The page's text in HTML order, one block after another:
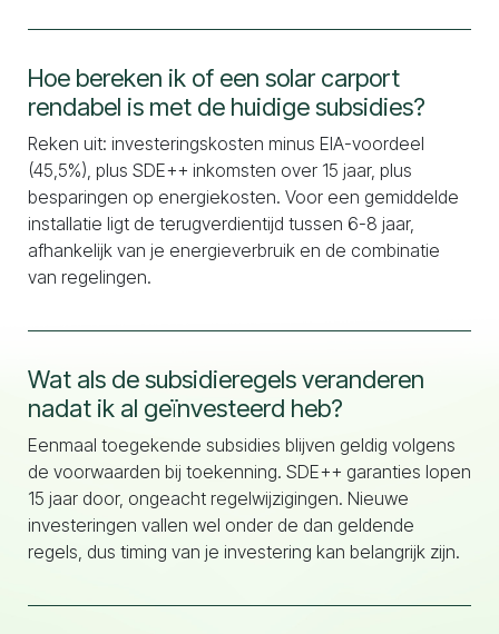
Hoe bereken ik of een solar carport
rendabel is met de huidige subsidies?
Reken uit: investeringskosten minus EIA-voordeel
(45,5%), plus SDE++ inkomsten over 15 jaar, plus
besparingen op energiekosten. Voor een gemiddelde
installatie ligt de terugverdientijd tussen 6-8 jaar,
afhankelijk van je energieverbruik en de combinatie
van regelingen.
Wat als de subsidieregels veranderen
nadat ik al geïnvesteerd heb?
Eenmaal toegekende subsidies blijven geldig volgens
de voorwaarden bij toekenning. SDE++ garanties lopen
15 jaar door, ongeacht regelwijzigingen. Nieuwe
investeringen vallen wel onder de dan geldende
regels, dus timing van je investering kan belangrijk zijn.